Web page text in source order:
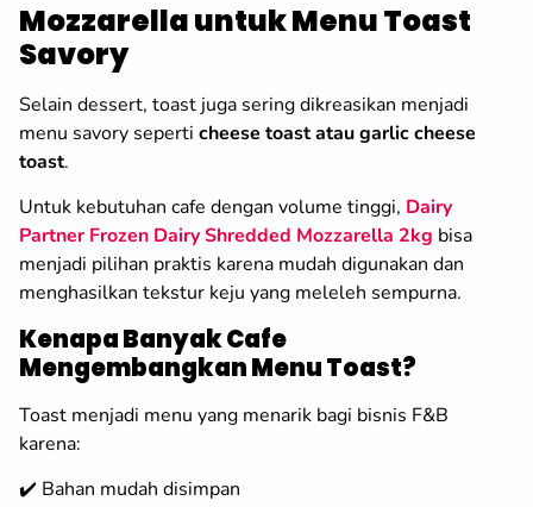
Mozzarella untuk Menu Toast
Savory
Selain dessert, toast juga sering dikreasikan menjadi
menu savory seperti cheese toast atau garlic cheese
toast.
Untuk kebutuhan cafe dengan volume tinggi, Dairy
Partner Frozen Dairy Shredded Mozzarella 2kg bisa
menjadi pilihan praktis karena mudah digunakan dan
menghasilkan tekstur keju yang meleleh sempurna.
Kenapa Banyak Cafe
Mengembangkan Menu Toast?
Toast menjadi menu yang menarik bagi bisnis F&B
karena:
✔️ Bahan mudah disimpan